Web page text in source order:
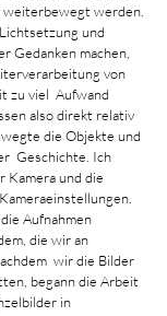
werden.
und
Gedanken machen,
von
zu viel  Aufwand
also direkt relativ
die Objekte und
Geschichte. Ich
Kamera und die
Aufnahmen
die wir an
wir die Bilder
begann die Arbeit
in